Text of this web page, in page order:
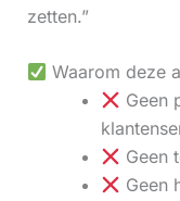
zetten.”
Waarom deze
Geen
Geen
Geen